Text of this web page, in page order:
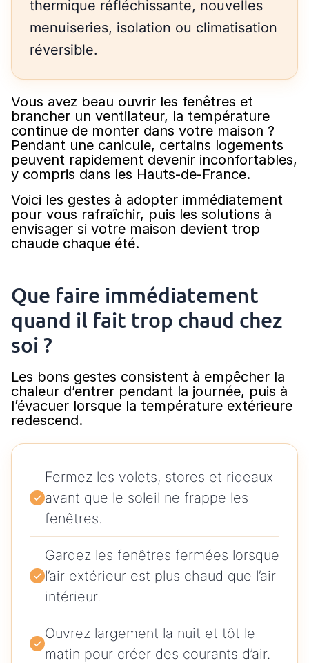
thermique réfléchissante, nouvelles
menuiseries, isolation ou climatisation
réversible.
Vous avez beau ouvrir les fenêtres et
brancher un ventilateur, la température
continue de monter dans votre maison ?
Pendant une canicule, certains logements
peuvent rapidement devenir inconfortables,
y compris dans les Hauts-de-France.
Voici les gestes à adopter immédiatement
pour vous rafraîchir, puis les solutions à
envisager si votre maison devient trop
chaude chaque été.
Que faire immédiatement
quand il fait trop chaud chez
soi ?
Les bons gestes consistent à empêcher la
chaleur d’entrer pendant la journée, puis à
l’évacuer lorsque la température extérieure
redescend.
Fermez les volets, stores et rideaux
avant que le soleil ne frappe les
fenêtres.
Gardez les fenêtres fermées lorsque
l’air extérieur est plus chaud que l’air
intérieur.
Ouvrez largement la nuit et tôt le
matin pour créer des courants d’air.